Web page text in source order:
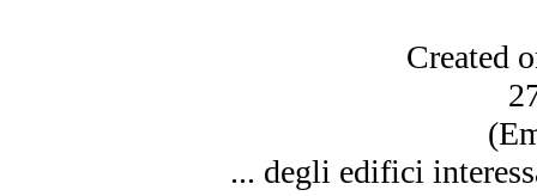
Created
... degli edifici